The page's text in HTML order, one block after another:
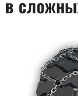
в